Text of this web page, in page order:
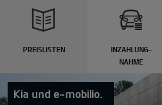
PREISLISTEN
INZAHLUNG-
NAHME
Kia und e-mobilio.